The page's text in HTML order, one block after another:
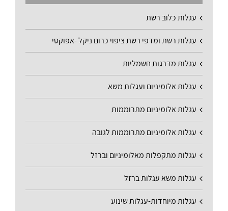
עגלות כלוב רשת
עגלות רשת ומדפי רשת ציפוי כרום ניקל -אפוקסי
עגלות מדרגות חשמליות
עגלות אלומיניום ועגלות משא
עגלות אלומיניום מתרוממות
עגלות אלומיניום מתרוממות לגובה
עגלות מתקפלות מאלומיניום וברזל
עגלות משא עגלות ברזל
עגלות מיוחדות-עגלות שינוע